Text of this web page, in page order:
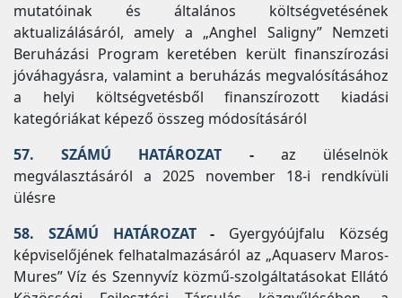
mutatóinak és általános költségvetésének
aktualizálásáról, amely a „Anghel Saligny” Nemzeti
Beruházási Program keretében került finanszírozási
jóváhagyásra, valamint a beruházás megvalósításához
a helyi költségvetésből finanszírozott kiadási
kategóriákat képező összeg módosításáról
57. SZÁMÚ HATÁROZAT - az üléselnök
megválasztásáról a 2025 november 18-i rendkívüli
ülésre
58. SZÁMÚ HATÁROZAT- Gyergyóújfalu Község
képviselőjének felhatalmazásáról az „Aquaserv Maros-
Mures” Víz és Szennyvíz közmű-szolgáltatásokat Ellátó